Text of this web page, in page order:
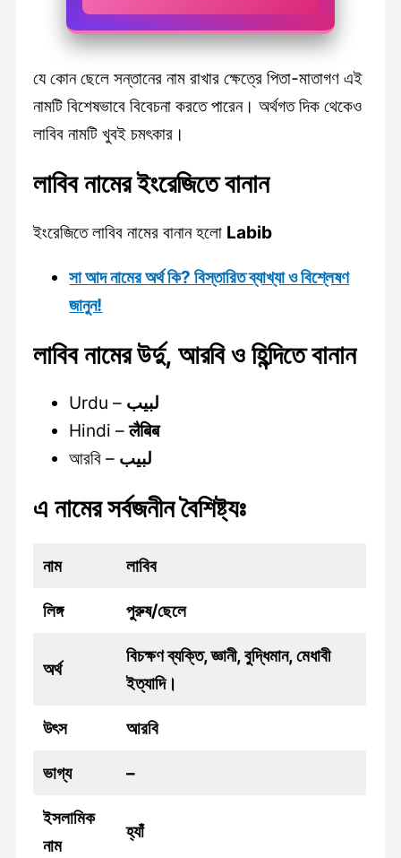
যে কোন ছেলে সন্তানের নাম রাখার ক্ষেত্রে পিতা-মাতাগণ এই
নামটি বিশেষভাবে বিবেচনা করতে পারেন। অর্থগত দিক থেকেও
লাবিব নামটি খুবই চমৎকার।
লাবিব নামের ইংরেজিতে বানান
ইংরেজিতে লাবিব নামের বানান হলো Labib
সা আদ নামের অর্থ কি? বিস্তারিত ব্যাখ্যা ও বিশ্লেষণ
জানুন!
লাবিব নামের উর্দু, আরবি ও হিন্দিতে বানান
Urdu – لبیب
Hindi –लैबिब
আরবি – لبيب
এ নামের সর্বজনীন বৈশিষ্ট্যঃ
নাম লাবিব
লিঙ্গ পুরুষ/ছেলে
অর্থ
বিচক্ষণ ব্যক্তি, জ্ঞানী, বুদ্ধিমান, মেধাবী
ইত্যাদি।
উৎস আরবি
ভাগ্য –
ইসলামিক
নাম
হ্যাঁ